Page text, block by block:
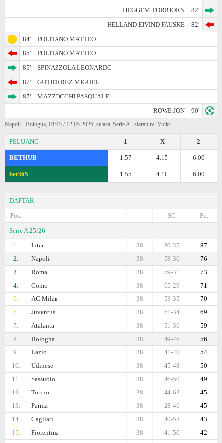
HEGGEM TORBJORN
82'
HELLAND EIVIND FAUSKE
82'
84'
POLITANO MATTEO
85'
POLITANO MATTEO
85'
SPINAZZOLA LEONARDO
87'
GUTIERREZ MIGUEL
87'
MAZZOCCHI PASQUALE
ROWE JON
90'
Napoli - Bologna, 01:45 / 12.05.2026, selasa, Serie A , siaran tv: Vidio
PELUANG 2
X
1
BETHUB 6.00
4.15
1.57
bet365 6.00
4.10
1.55
DAFTAR
Pos.
Po.
SG
Serie A 25/26
1.
Inter 87
89-35
38
2.
Napoli 76
58-36
38
3.
Roma 73
59-31
38
4.
Como 71
65-29
38
5.
AC Milan 70
53-35
38
6.
Juventus 69
61-34
38
7.
Atalanta 59
51-36
38
8.
Bologna 56
49-46
38
9.
Lazio 54
41-40
38
10.
Udinese 50
45-48
38
11.
Sassuolo 49
46-50
38
12.
Torino 45
44-63
38
13.
Parma 45
28-46
38
14.
Cagliari 43
40-53
38
15.
Fiorentina 42
41-50
38